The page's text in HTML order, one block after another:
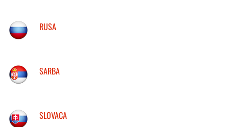
RUSA
SARBA
SLOVACA